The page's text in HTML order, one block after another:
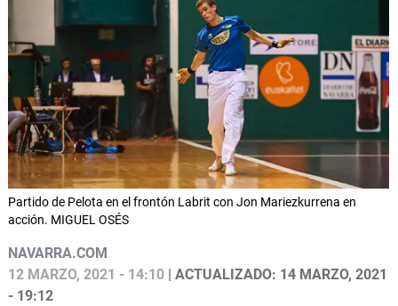
Partido de Pelota en el frontón Labrit con Jon Mariezkurrena en
acción. MIGUEL OSÉS
NAVARRA.COM
12 MARZO, 2021 - 14:10 | ACTUALIZADO: 14 MARZO, 2021
- 19:12